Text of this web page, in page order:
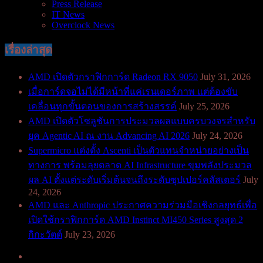
Press Release
IT News
Overclock News
เรื่องล่าสุด
AMD เปิดตัวกราฟิกการ์ด Radeon RX 9050 July 31, 2026
เมื่อการ์ดจอไม่ได้มีหน้าที่แค่เรนเดอร์ภาพ แต่ต้องขับ
เคลื่อนทุกขั้นตอนของการสร้างสรรค์ July 25, 2026
AMD เปิดตัวโซลูชันการประมวลผลแบบครบวงจรสำหรับ
ยุค Agentic AI ณ งาน Advancing AI 2026 July 24, 2026
Supermicro แต่งตั้ง Ascenti เป็นตัวแทนจำหน่ายอย่างเป็น
ทางการ พร้อมลุยตลาด AI Infrastructure ขุมพลังประมวล
ผล AI ตั้งแต่ระดับเริ่มต้นจนถึงระดับซุปเปอร์คลัสเตอร์ July
24, 2026
AMD และ Anthropic ประกาศความร่วมมือเชิงกลยุทธ์เพื่อ
เปิดใช้กราฟิกการ์ด AMD Instinct MI450 Series สูงสุด 2
กิกะวัตต์ July 23, 2026